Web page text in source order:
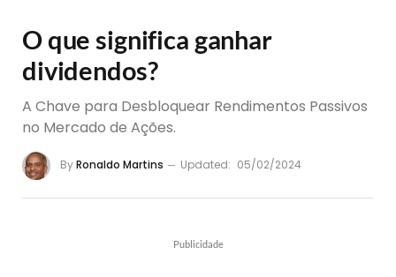
O que significa ganhar
dividendos?
A Chave para Desbloquear Rendimentos Passivos
no Mercado de Ações.
ByRonaldo Martins Updated: 05/02/2024
Publicidade